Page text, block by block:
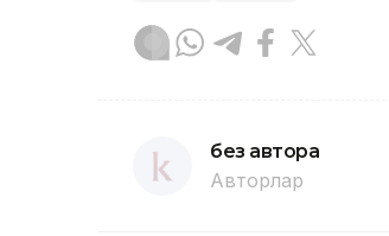
без автора
Авторлар